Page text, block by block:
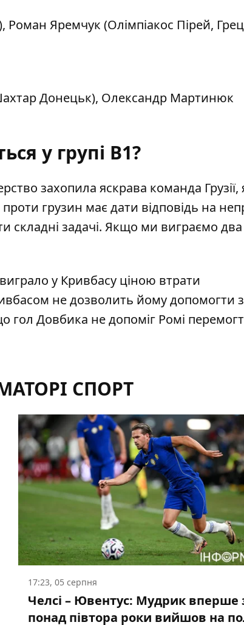
Яремчук (Олімпіакос Пірей,
Донецьк), Олександр Мартинюк
у групі В1?
захопила яскрава команда Грузії,
грузин має дати відповідь на
складні задачі. Якщо ми виграємо два
у Кривбасу ціною втрати
не дозволить йому допомогти
гол Довбика не допоміг Ромі
СПОРТ
17:23, 05 серпня
Челсі – Ювентус: Мудрик вперше
понад півтора роки вийшов на